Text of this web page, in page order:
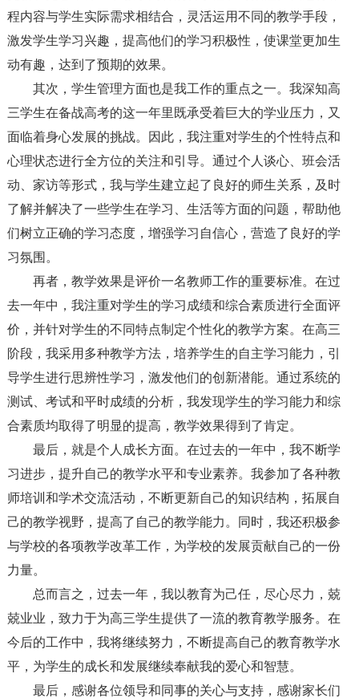
程内容与学生实际需求相结合，灵活运用不同的教学手段，
激发学生学习兴趣，提高他们的学习积极性，使课堂更加生
动有趣，达到了预期的效果。
其次，学生管理方面也是我工作的重点之一。我深知高
三学生在备战高考的这一年里既承受着巨大的学业压力，又
面临着身心发展的挑战。因此，我注重对学生的个性特点和
心理状态进行全方位的关注和引导。通过个人谈心、班会活
动、家访等形式，我与学生建立起了良好的师生关系，及时
了解并解决了一些学生在学习、生活等方面的问题，帮助他
们树立正确的学习态度，增强学习自信心，营造了良好的学
习氛围。
再者，教学效果是评价一名教师工作的重要标准。在过
去一年中，我注重对学生的学习成绩和综合素质进行全面评
价，并针对学生的不同特点制定个性化的教学方案。在高三
阶段，我采用多种教学方法，培养学生的自主学习能力，引
导学生进行思辨性学习，激发他们的创新潜能。通过系统的
测试、考试和平时成绩的分析，我发现学生的学习能力和综
合素质均取得了明显的提高，教学效果得到了肯定。
最后，就是个人成长方面。在过去的一年中，我不断学
习进步，提升自己的教学水平和专业素养。我参加了各种教
师培训和学术交流活动，不断更新自己的知识结构，拓展自
己的教学视野，提高了自己的教学能力。同时，我还积极参
与学校的各项教学改革工作，为学校的发展贡献自己的一份
力量。
总而言之，过去一年，我以教育为己任，尽心尽力，兢
兢业业，致力于为高三学生提供了一流的教育教学服务。在
今后的工作中，我将继续努力，不断提高自己的教育教学水
平，为学生的成长和发展继续奉献我的爱心和智慧。
最后，感谢各位领导和同事的关心与支持，感谢家长们